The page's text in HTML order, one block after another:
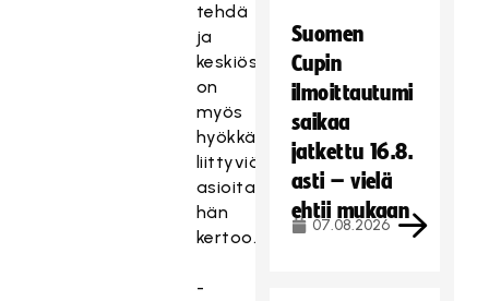
tehdä
ja
keskiössä
on
myös
hyökkäyspelaamiseen
liittyviä
asioita,
hän
kertoo.
-
Suomen
Cupin
ilmoittautumi
saikaa
jatkettu 16.8.
asti – vielä
ehtii mukaan
07.08.2026